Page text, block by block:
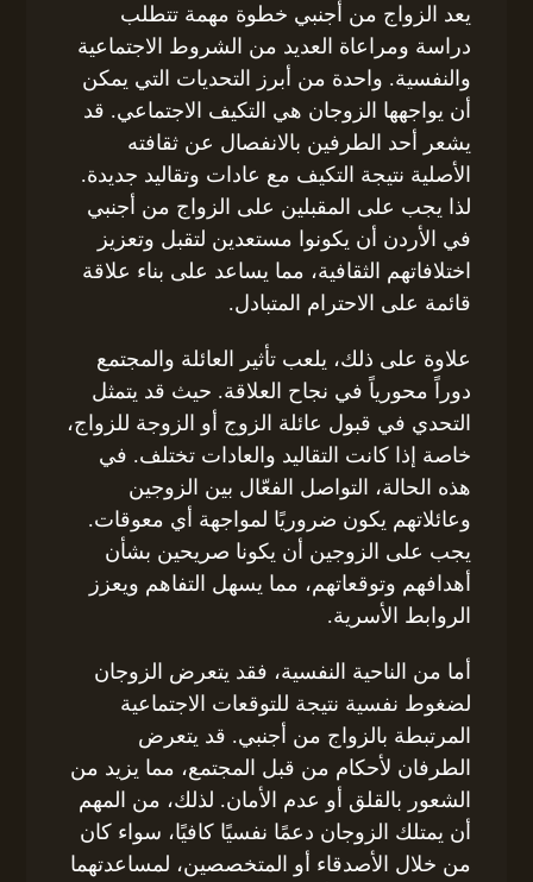
يعد الزواج من أجنبي خطوة مهمة تتطلب
دراسة ومراعاة العديد من الشروط الاجتماعية
والنفسية. واحدة من أبرز التحديات التي يمكن
أن يواجهها الزوجان هي التكيف الاجتماعي. قد
يشعر أحد الطرفين بالانفصال عن ثقافته
الأصلية نتيجة التكيف مع عادات وتقاليد جديدة.
لذا يجب على المقبلين على الزواج من أجنبي
في الأردن أن يكونوا مستعدين لتقبل وتعزيز
اختلافاتهم الثقافية، مما يساعد على بناء علاقة
قائمة على الاحترام المتبادل.
علاوة على ذلك، يلعب تأثير العائلة والمجتمع
دوراً محورياً في نجاح العلاقة. حيث قد يتمثل
التحدي في قبول عائلة الزوج أو الزوجة للزواج،
خاصة إذا كانت التقاليد والعادات تختلف. في
هذه الحالة، التواصل الفعّال بين الزوجين
وعائلاتهم يكون ضروريًا لمواجهة أي معوقات.
يجب على الزوجين أن يكونا صريحين بشأن
أهدافهم وتوقعاتهم، مما يسهل التفاهم ويعزز
الروابط الأسرية.
أما من الناحية النفسية، فقد يتعرض الزوجان
لضغوط نفسية نتيجة للتوقعات الاجتماعية
المرتبطة بالزواج من أجنبي. قد يتعرض
الطرفان لأحكام من قبل المجتمع، مما يزيد من
الشعور بالقلق أو عدم الأمان. لذلك، من المهم
أن يمتلك الزوجان دعمًا نفسيًا كافيًا، سواء كان
من خلال الأصدقاء أو المتخصصين، لمساعدتهما